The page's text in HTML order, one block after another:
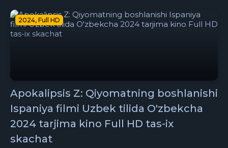
2024, Full HD
Apokalipsis Z: Qiyomatning boshlanishi
Ispaniya filmi Uzbek tilida O'zbekcha
2024 tarjima kino Full HD tas-ix
skachat